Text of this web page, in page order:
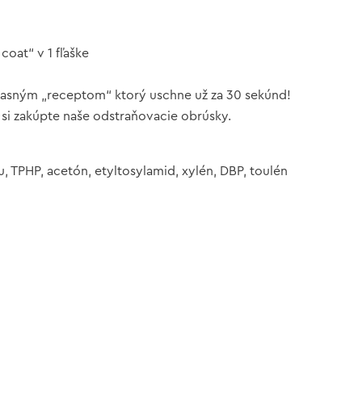
v 1 fľaške
„receptom“ ktorý uschne už za 30 sekúnd!
zakúpte naše odstraňovacie obrúsky.
acetón, etyltosylamid, xylén, DBP, toulén